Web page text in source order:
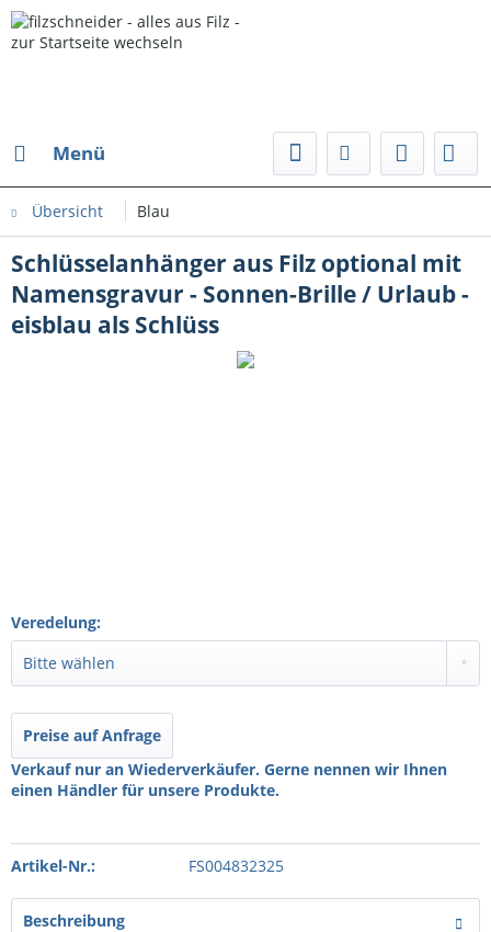
Menü
Übersicht Blau
Schlüsselanhänger aus Filz optional mit
Namensgravur - Sonnen-Brille / Urlaub -
eisblau als Schlüss
Veredelung:
Preise auf Anfrage
Verkauf nur an Wiederverkäufer. Gerne nennen wir Ihnen
einen Händler für unsere Produkte.
Artikel-Nr.: FS004832325
Beschreibung